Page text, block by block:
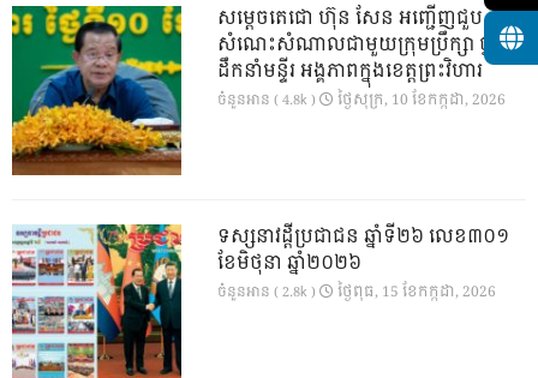
សម្តេចតេជោ ហ៊ុន សែន អញ្ជើញជួប
សំណេះសំណាលជាមួយក្រុមប្រឹក្សា ថ្នាក់
ដឹកនាំមន្ទីរ អង្គភាពក្នុងខេត្តព្រះវិហារ
ចំនួនអាន ( 4.8k ) ថ្ងៃ​សុក្រ, 10 ខែ​កក្កដា, 2026
ទស្សនាវដ្ដីប្រជាជន ឆ្នាំទី២៦ លេខ៣០១
ខែមិថុនា ឆ្នាំ២០២៦
ចំនួនអាន ( 2.8k ) ថ្ងៃ​ពុធ, 15 ខែ​កក្កដា, 2026